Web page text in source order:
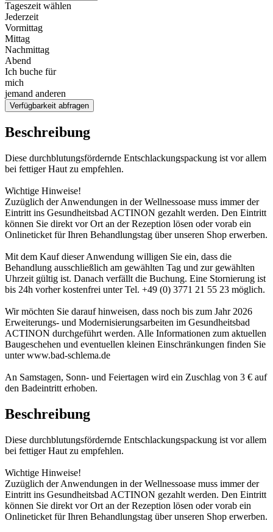
Tageszeit wählen
Jederzeit
Vormittag
Mittag
Nachmittag
Abend
Ich buche für
mich
jemand anderen
Verfügbarkeit abfragen
Beschreibung
Diese durchblutungsfördernde Entschlackungspackung ist vor allem
bei fettiger Haut zu empfehlen.
Wichtige Hinweise!
Zuzüglich der Anwendungen in der Wellnessoase muss immer der
Eintritt ins Gesundheitsbad ACTINON gezahlt werden. Den Eintritt
können Sie direkt vor Ort an der Rezeption lösen oder vorab ein
Onlineticket für Ihren Behandlungstag über unseren Shop erwerben.
Mit dem Kauf dieser Anwendung willigen Sie ein, dass die
Behandlung ausschließlich am gewählten Tag und zur gewählten
Uhrzeit gültig ist. Danach verfällt die Buchung. Eine Stornierung ist
bis 24h vorher kostenfrei unter Tel. +49 (0) 3771 21 55 23 möglich.
Wir möchten Sie darauf hinweisen, dass noch bis zum Jahr 2026
Erweiterungs- und Modernisierungsarbeiten im Gesundheitsbad
ACTINON durchgeführt werden. Alle Informationen zum aktuellen
Baugeschehen und eventuellen kleinen Einschränkungen finden Sie
unter www.bad-schlema.de
An Samstagen, Sonn- und Feiertagen wird ein Zuschlag von 3 € auf
den Badeintritt erhoben.
Beschreibung
Diese durchblutungsfördernde Entschlackungspackung ist vor allem
bei fettiger Haut zu empfehlen.
Wichtige Hinweise!
Zuzüglich der Anwendungen in der Wellnessoase muss immer der
Eintritt ins Gesundheitsbad ACTINON gezahlt werden. Den Eintritt
können Sie direkt vor Ort an der Rezeption lösen oder vorab ein
Onlineticket für Ihren Behandlungstag über unseren Shop erwerben.